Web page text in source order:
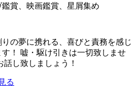
賞、映画鑑賞、星屑集め
の夢に携れる、喜びと責務を感じ
！ 嘘・駆け引きは一切致しませ
話し致しましょう！
る